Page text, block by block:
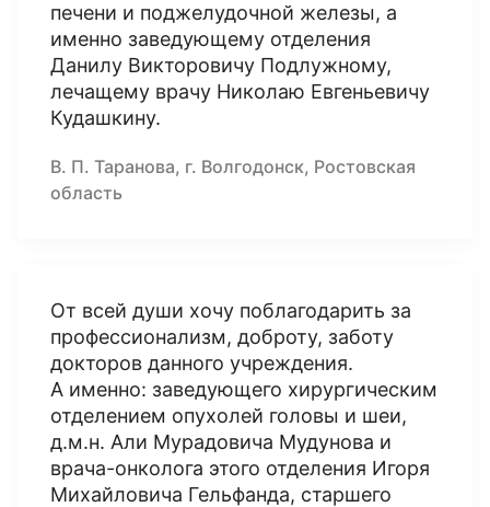
печени и поджелудочной железы, а
именно заведующему отделения
Данилу Викторовичу Подлужному,
лечащему врачу Николаю Евгеньевичу
Кудашкину.
В. П. Таранова, г. Волгодонск, Ростовская
область
От всей души хочу поблагодарить за
профессионализм, доброту, заботу
докторов данного учреждения.
А именно: заведующего хирургическим
отделением опухолей головы и шеи,
д.м.н. Али Мурадовича Мудунова и
врача-онколога этого отделения Игоря
Михайловича Гельфанда, старшего